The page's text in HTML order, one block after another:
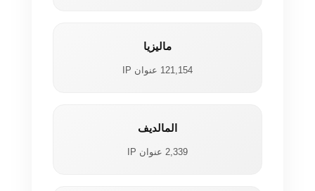
ماليزيا
121,154 عنوان IP
المالديف
2,339 عنوان IP